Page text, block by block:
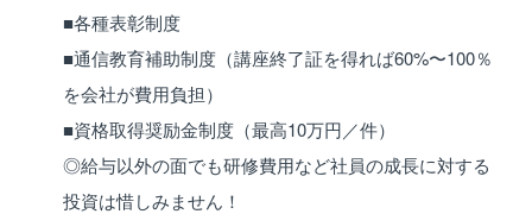
■各種表彰制度
■通信教育補助制度（講座終了証を得れば60%〜100％
を会社が費用負担）
■資格取得奨励金制度（最高10万円／件）
◎給与以外の面でも研修費用など社員の成長に対する
投資は惜しみません！